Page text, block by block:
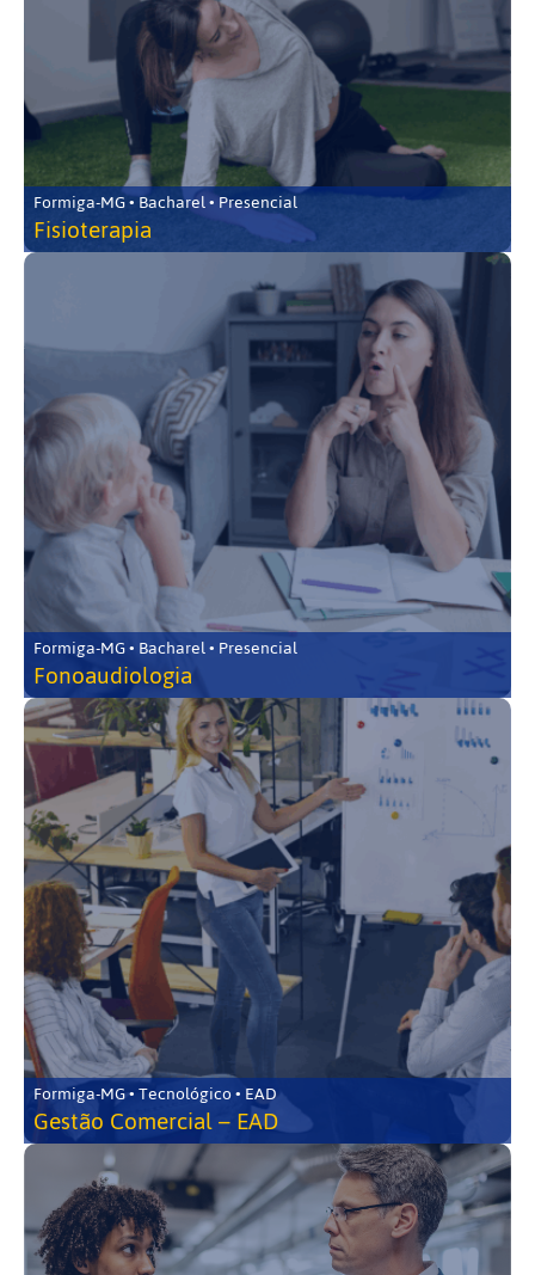
Formiga-MG • Bacharel • Presencial
Fisioterapia
Formiga-MG • Bacharel • Presencial
Fonoaudiologia
Formiga-MG • Tecnológico • EAD
Gestão Comercial – EAD